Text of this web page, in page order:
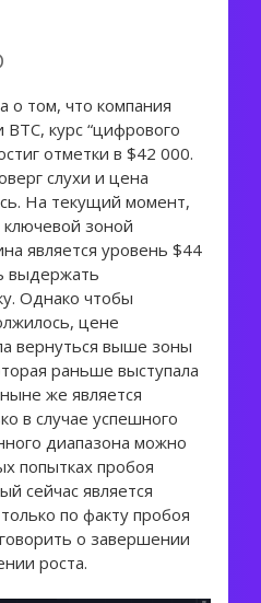
о том, что компания
курс “цифрового
отметки в $42 000.
слухи и цена
На текущий момент,
ключевой зоной
является уровень $44
выдержать
Однако чтобы
цене
вернуться выше зоны
раньше выступала
же является
в случае успешного
диапазона можно
попытках пробоя
сейчас является
по факту пробоя
о завершении
роста.